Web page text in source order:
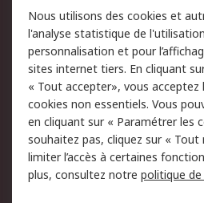
Retours
Track & trace
Legal
Politique de cookies
Politique de protection
des données - Mise à
jour
Nous utilisons des cookies et
l'analyse statistique de
personnalisation et pour
sites internet tiers. En cliquant
« Tout accepter», vous
cookies non essentiels. Vous
en cliquant sur « Paramétrer les
souhaitez pas, cliquez sur « Tout
limiter l’accès à certaines
plus, consultez notre politique de